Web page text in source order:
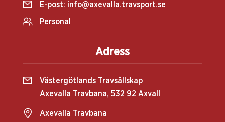
E-post: info@axevalla.travsport.se
Personal
Adress
Västergötlands Travsällskap
Axevalla Travbana, 532 92 Axvall
Axevalla Travbana